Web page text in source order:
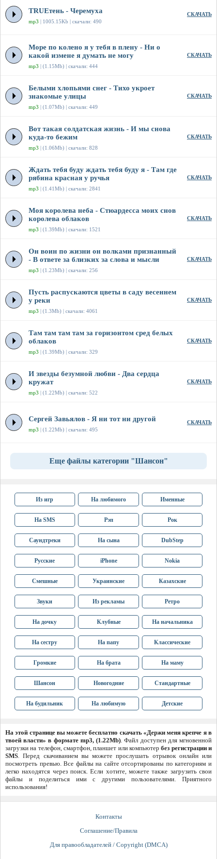
TRUEтень - Черемуха
mp3 | 1005.15Kb | скачали: 490
СКАЧАТЬ
Море по колено я у тебя в плену - Ни о
какой измене я думать не могу
mp3 | (1.15Mb) | скачали: 444
СКАЧАТЬ
Белыми хлопьями снег - Тихо укроет
знакомые улицы
mp3 | (1.07Mb) | скачали: 449
СКАЧАТЬ
Вот такая солдатская жизнь - И мы снова
куда-то бежим
mp3 | (1.06Mb) | скачали: 828
СКАЧАТЬ
Ждать тебя буду ждать тебя буду я - Там где
рябина красная у ручья
mp3 | (1.41Mb) | скачали: 2841
СКАЧАТЬ
Моя королева неба - Стюардесса моих снов
королева облаков
mp3 | (1.39Mb) | скачали: 1521
СКАЧАТЬ
Он воин по жизни он волками признанный
- В ответе за близких за слова и мысли
mp3 | (1.23Mb) | скачали: 256
СКАЧАТЬ
Пусть распускаются цветы в саду весеннем
у реки
mp3 | (1.3Mb) | скачали: 4061
СКАЧАТЬ
Там там там там за горизонтом сред белых
облаков
mp3 | (1.39Mb) | скачали: 329
СКАЧАТЬ
И звезды безумной любви - Два сердца
кружат
mp3 | (1.22Mb) | скачали: 522
СКАЧАТЬ
Сергей Завьялов - Я ни тот ни другой
mp3 | (1.22Mb) | скачали: 495
СКАЧАТЬ
Еще файлы категории "Шансон"
Из игр На любимого Именные
На SMS Рэп Рок
Саундтреки На сына DubStep
Русские iPhone Nokia
Смешные Украинские Казахские
Звуки Из рекламы Ретро
На дочку Клубные На начальника
На сестру На папу Классические
Громкие На брата На маму
Шансон Новогодние Стандартные
На будильник На любимую Детские
На этой странице вы можете бесплатно скачать «Держи меня крепче я в
твоей власти» в формате mp3, (1.22Mb). Файл доступен для мгновенной
загрузки на телефон, смартфон, планшет или компьютербез регистрации и
SMS. Перед скачиванием вы можете прослушать отрывок онлайн или
посмотреть превью. Все файлы на сайте отсортированы по категориям и
легко находятся через поиск. Если хотите, можете также загрузить свои
файлы и поделиться ими с другими пользователями. Приятного
использования!
Контакты
Соглашение/Правила
Для правообладателей / Copyright (DMCA)